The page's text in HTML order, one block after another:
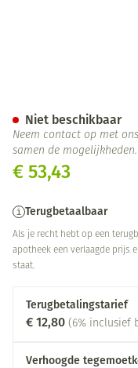
€ 53,43
Terugbetaalbaar
Als je recht hebt op een
apotheek een verlaagde prijs
staat.
Terugbetalingstarief
€ 12,80 (6% inclusief
Verhoogde
Niet beschikbaar
Neem contact op met
samen de mogelijkheden.